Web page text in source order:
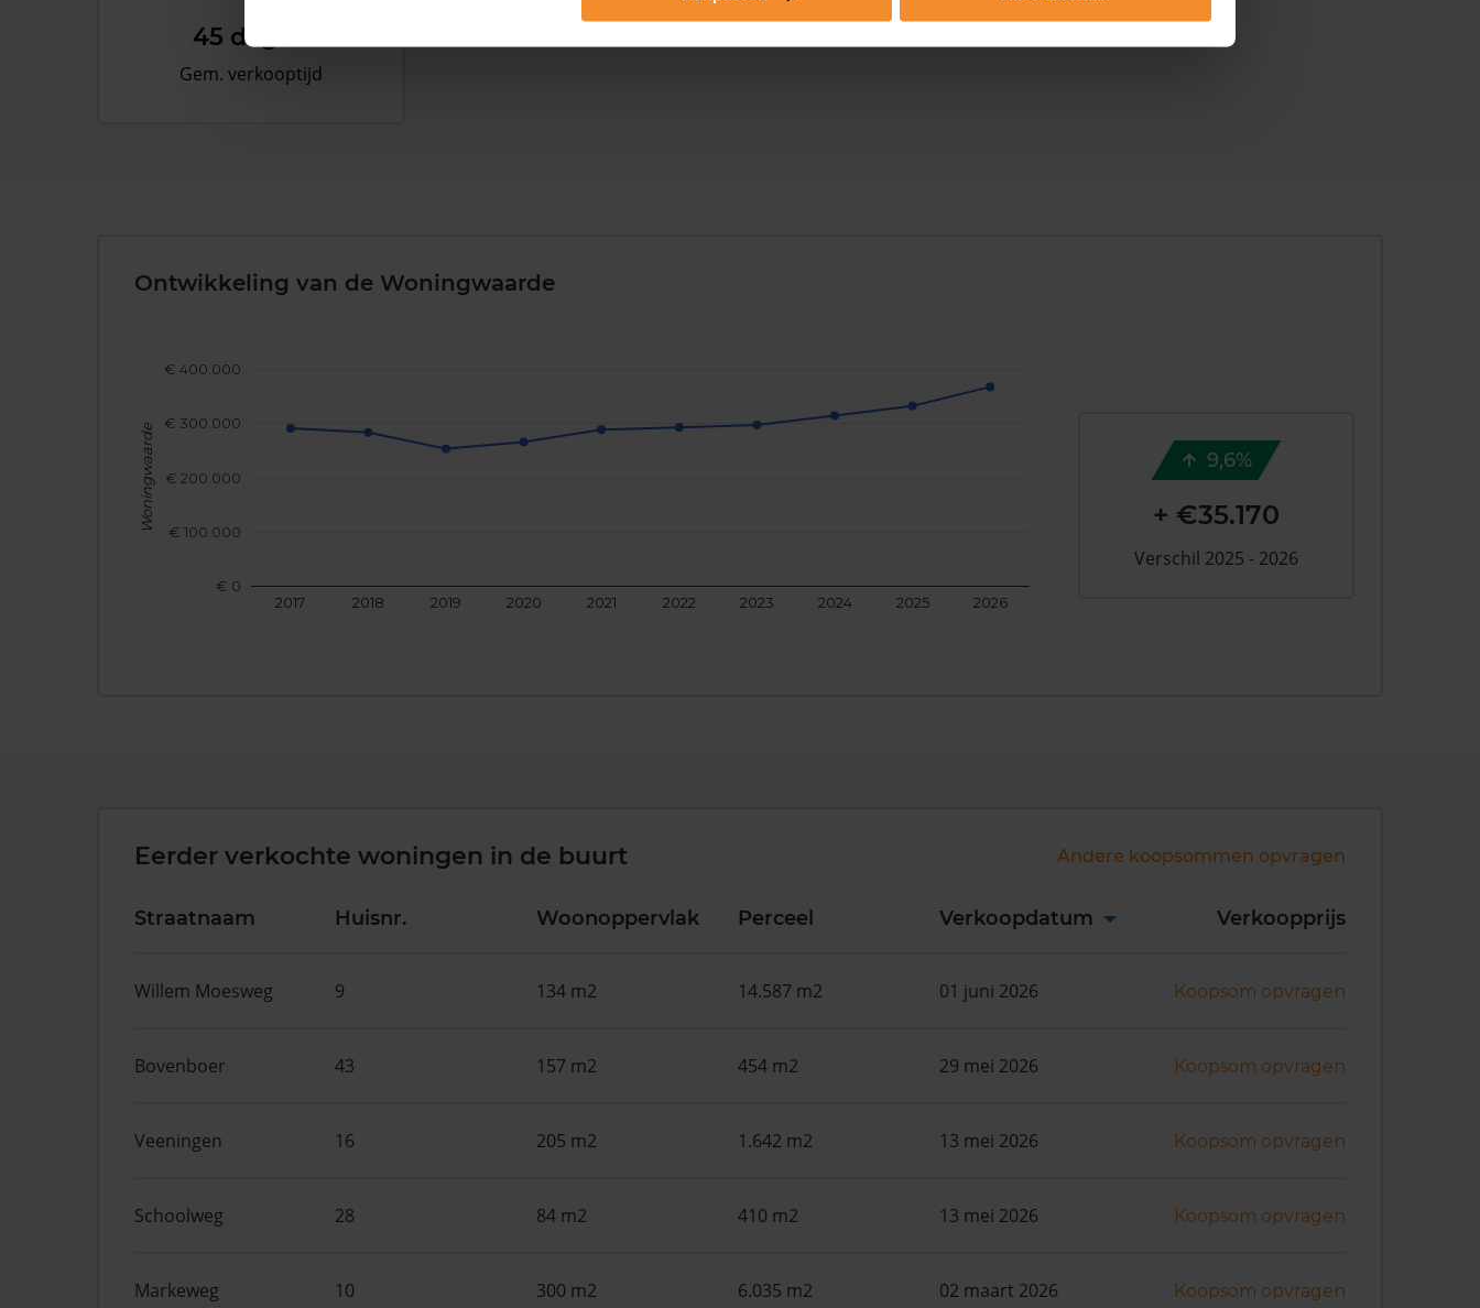
45 dagen
Gem. verkooptijd
Ontwikkeling van de Woningwaarde
2017 2018 2019 2020 2021 2022 2023 2024 2025 2026
€ 0
€ 100.000
€ 200.000
€ 300.000
€ 400.000
Woningwaarde 9,6%
+ €35.170
Verschil 2025 - 2026
Eerder verkochte woningen in de buurt Andere koopsommen opvragen
Straatnaam Huisnr. Woonoppervlak Perceel Verkoopdatum Verkoopprijs
Willem Moesweg 9 134 m2 14.587 m2 01 juni 2026 Koopsom opvragen
Bovenboer 43 157 m2 454 m2 29 mei 2026 Koopsom opvragen
Veeningen 16 205 m2 1.642 m2 13 mei 2026 Koopsom opvragen
Schoolweg 28 84 m2 410 m2 13 mei 2026 Koopsom opvragen
Markeweg 10 300 m2 6.035 m2 02 maart 2026 Koopsom opvragen